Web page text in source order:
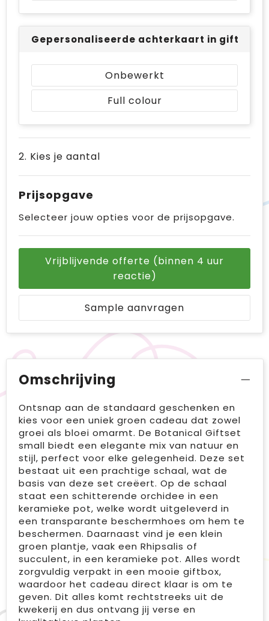
Gepersonaliseerde achterkaart in giftbox
Onbewerkt
Full colour
2. Kies je aantal
Prijsopgave
Selecteer jouw opties voor de prijsopgave.
Vrijblijvende offerte (binnen 4 uur
reactie)
Sample aanvragen
Omschrijving
Ontsnap aan de standaard geschenken en
kies voor een uniek groen cadeau dat zowel
groei als bloei omarmt. De Botanical Giftset
small biedt een elegante mix van natuur en
stijl, perfect voor elke gelegenheid. Deze set
bestaat uit een prachtige schaal, wat de
basis van deze set creëert. Op de schaal
staat een schitterende orchidee in een
keramieke pot, welke wordt uitgeleverd in
een transparante beschermhoes om hem te
beschermen. Daarnaast vind je een klein
groen plantje, vaak een Rhipsalis of
succulent, in een keramieke pot. Alles wordt
zorgvuldig verpakt in een mooie giftbox,
waardoor het cadeau direct klaar is om te
geven. Dit alles komt rechtstreeks uit de
kwekerij en dus ontvang jij verse en